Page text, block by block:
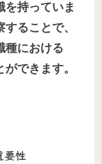
を持っていま
ることで、
種における
できます。
要性